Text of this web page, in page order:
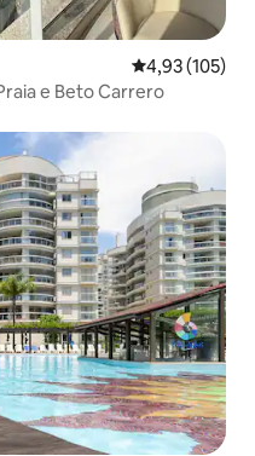
4,93 de uma
4,93 (105)
e Beto Carrero